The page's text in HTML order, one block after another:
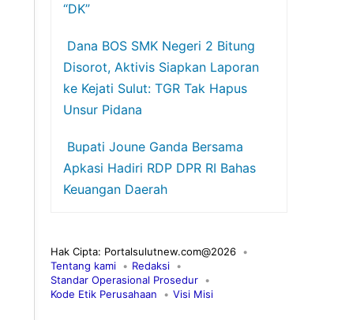
“DK”
Dana BOS SMK Negeri 2 Bitung
Disorot, Aktivis Siapkan Laporan
ke Kejati Sulut: TGR Tak Hapus
Unsur Pidana
Bupati Joune Ganda Bersama
Apkasi Hadiri RDP DPR RI Bahas
Keuangan Daerah
Hak Cipta: Portalsulutnew.com@2026
Tentang kami
Redaksi
Standar Operasional Prosedur
Kode Etik Perusahaan
Visi Misi